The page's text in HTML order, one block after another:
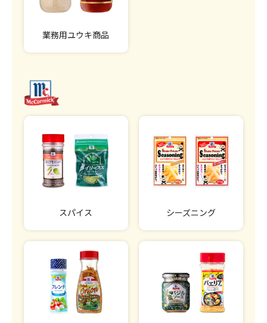
業務用ユウキ商品
スパイス シーズニング